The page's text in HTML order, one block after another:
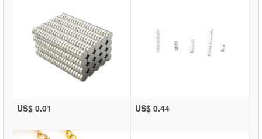
US$ 0.01 US$ 0.44